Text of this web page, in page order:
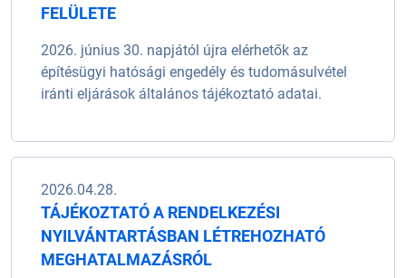
FELÜLETE
2026. június 30. napjától újra elérhetők az
építésügyi hatósági engedély és tudomásulvétel
iránti eljárások általános tájékoztató adatai.
2026.04.28.
TÁJÉKOZTATÓ A RENDELKEZÉSI
NYILVÁNTARTÁSBAN LÉTREHOZHATÓ
MEGHATALMAZÁSRÓL